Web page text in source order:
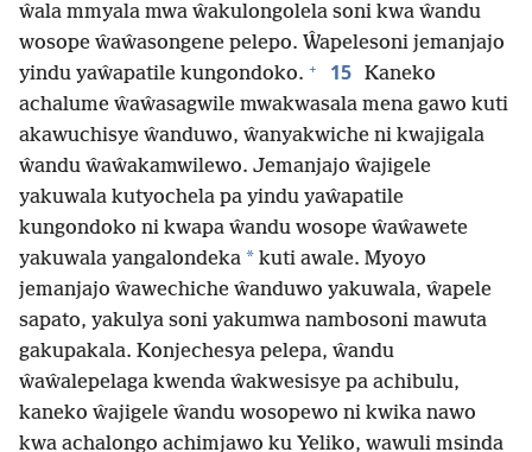
ŵala mmyala mwa ŵakulongolela soni kwa ŵandu
wosope ŵaŵasongene pelepo. Ŵapelesoni jemanjajo
yindu yaŵapatile kungondoko. + 15 Kaneko
achalume ŵaŵasagwile mwakwasala mena gawo kuti
akawuchisye ŵanduwo, ŵanyakwiche ni kwajigala
ŵandu ŵaŵakamwilewo. Jemanjajo ŵajigele
yakuwala kutyochela pa yindu yaŵapatile
kungondoko ni kwapa ŵandu wosope ŵaŵawete
yakuwala yangalondeka * kuti awale. Myoyo
jemanjajo ŵawechiche ŵanduwo yakuwala, ŵapele
sapato, yakulya soni yakumwa nambosoni mawuta
gakupakala. Konjechesya pelepa, ŵandu
ŵaŵalepelaga kwenda ŵakwesisye pa achibulu,
kaneko ŵajigele ŵandu wosopewo ni kwika nawo
kwa achalongo achimjawo ku Yeliko, wawuli msinda